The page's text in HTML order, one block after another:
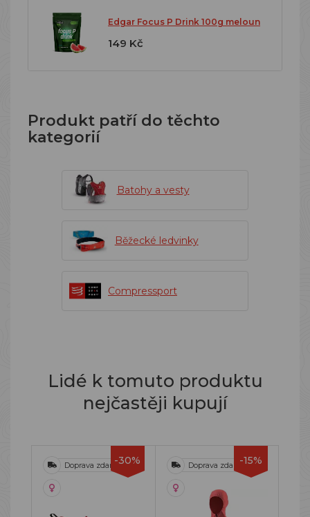
Edgar Focus P Drink 100g meloun
149 Kč
Produkt patří do těchto
kategorií
Batohy a vesty
Běžecké ledvinky
Compressport
Lidé k tomuto produktu
nejčastěji kupují
-30%
Doprava zdarma -15%
Doprava zdarma